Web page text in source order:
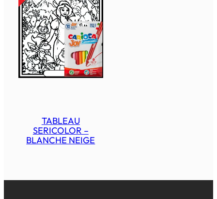
TABLEAU
SERICOLOR –
BLANCHE NEIGE